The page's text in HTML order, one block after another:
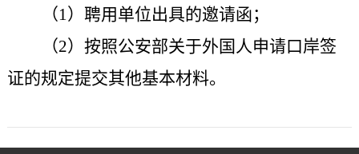
（1）聘用单位出具的邀请函；
（2）按照公安部关于外国人申请口岸签
证的规定提交其他基本材料。